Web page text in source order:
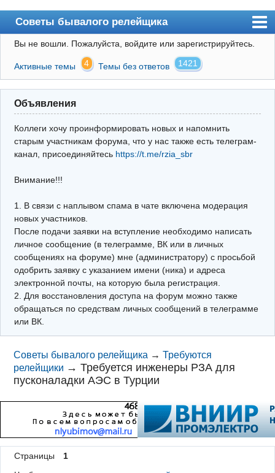
Советы бывалого релейщика
Форум
Правила
Поиск
Регистрация
Архив
Почта
Поиск релейщика
Видео РЗиА
Фотохостинг
Телеграм
Вы не вошли. Пожалуйста, войдите или зарегистрируйтесь.
Активные темы 4 Темы без ответов 1421
Объявления
Коллеги хочу проинформировать новых и напомнить
старым участникам форума, что у нас также есть телеграм-
канал, присоединяйтесь https://t.me/rzia_sbr
Внимание!!!
1. В связи с наплывом спама в чате включена модерация
новых участников.
После подачи заявки на вступление необходимо написать
личное сообщение (в телеграмме, ВК или в личных
сообщениях на форуме) мне (администратору) с просьбой
одобрить заявку с указанием имени (ника) и адреса
электронной почты, на которую была регистрация.
2. Для восстановления доступа на форум можно также
обращаться по средствам личных сообщений в телеграмме
или ВК.
Советы бывалого релейщика →Требуются
релейщики →Требуется инженеры РЗА для
пусконаладки АЭС в Турции
Страницы
1